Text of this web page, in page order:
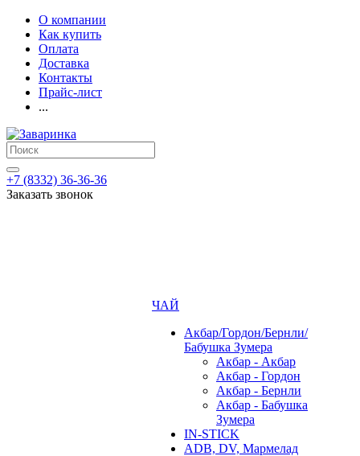
О компании
Как купить
Оплата
Доставка
Контакты
Прайс-лист
...
+7 (8332) 36-36-36
Заказать звонок
ЧАЙ
Акбар/Гордон/Бернли/
Бабушка Зумера
Акбар - Акбар
Акбар - Гордон
Акбар - Бернли
Акбар - Бабушка
Зумера
IN-STICK
ADB, DV, Мармелад